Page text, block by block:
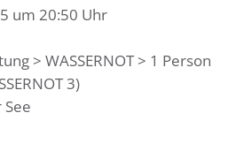
um 20:50 Uhr
> WASSERNOT > 1 Person
3)